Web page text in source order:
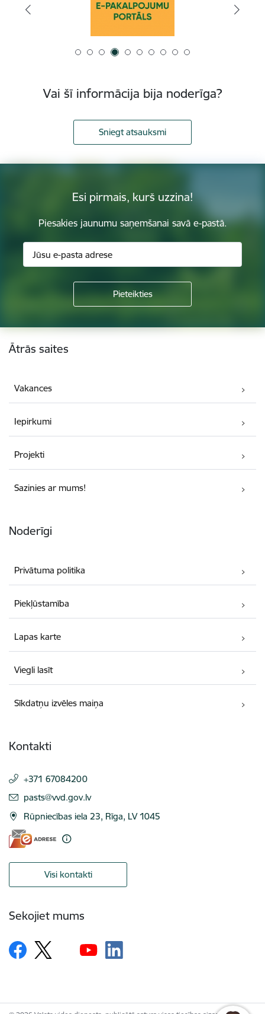
Vai šī informācija bija noderīga?
Sniegt atsauksmi
Esi pirmais, kurš uzzina!
Piesakies jaunumu saņemšanai savā e-pastā.
Kājene
Ātrās saites
Vakances
Iepirkumi
Projekti
Sazinies ar mums!
Noderīgi
Privātuma politika
Piekļūstamība
Lapas karte
Viegli lasīt
Sīkdatņu izvēles maiņa
Kontakti
+371 67084200
E-pasts:
pasts@vvd.gov.lv
Rūpniecības iela 23, Rīga, LV 1045
Visi kontakti
Sekojiet mums